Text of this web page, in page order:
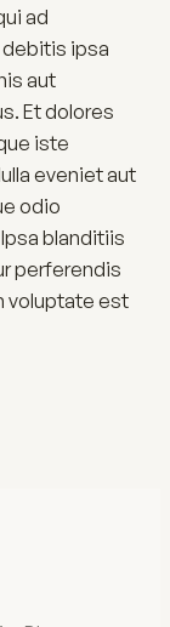
ad
ipsa
aut
Et dolores
iste
eveniet aut
odio
blanditiis
perferendis
voluptate est